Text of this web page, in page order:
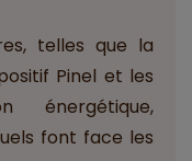
telles que la
Pinel et les
énergétique,
font face les